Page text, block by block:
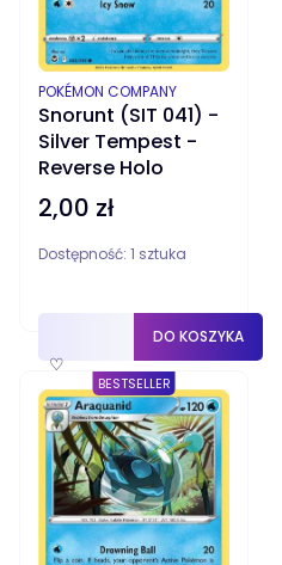
Snorunt (SIT 041) -
Silver Tempest -
Reverse Holo
PRODUCENT
POKÉMON COMPANY
Cena
2,00 zł
Dostępność: 1 sztuka
♡
DO KOSZYKA
BESTSELLER